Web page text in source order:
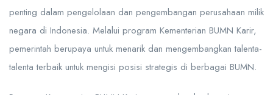
penting dalam pengelolaan dan pengembangan perusahaan milik
negara di Indonesia. Melalui program Kementerian BUMN Karir,
pemerintah berupaya untuk menarik dan mengembangkan talenta-
talenta terbaik untuk mengisi posisi strategis di berbagai BUMN.